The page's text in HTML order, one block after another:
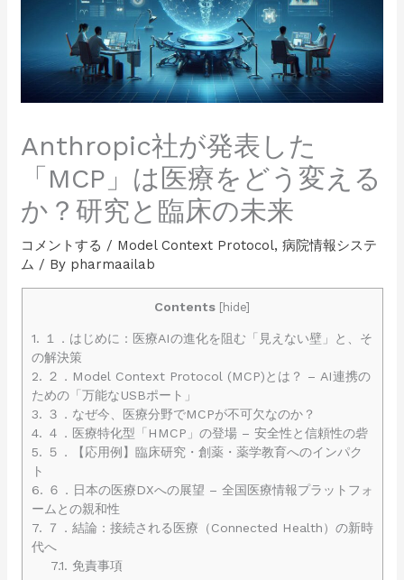
Anthropic社が発表した
「MCP」は医療をどう変える
か？研究と臨床の未来
コメントする / Model Context Protocol,病院情報システ
ム / By pharmaailab
Contents [hide]
1. １．はじめに：医療AIの進化を阻む「見えない壁」と、そ
の解決策
2. ２．Model Context Protocol (MCP)とは？ – AI連携の
ための「万能なUSBポート」
3. ３．なぜ今、医療分野でMCPが不可欠なのか？
4. ４．医療特化型「HMCP」の登場 – 安全性と信頼性の砦
5. ５．【応用例】臨床研究・創薬・薬学教育へのインパク
ト
6. ６．日本の医療DXへの展望 – 全国医療情報プラットフォ
ームとの親和性
7. ７．結論：接続される医療（Connected Health）の新時
代へ
7.1. 免責事項